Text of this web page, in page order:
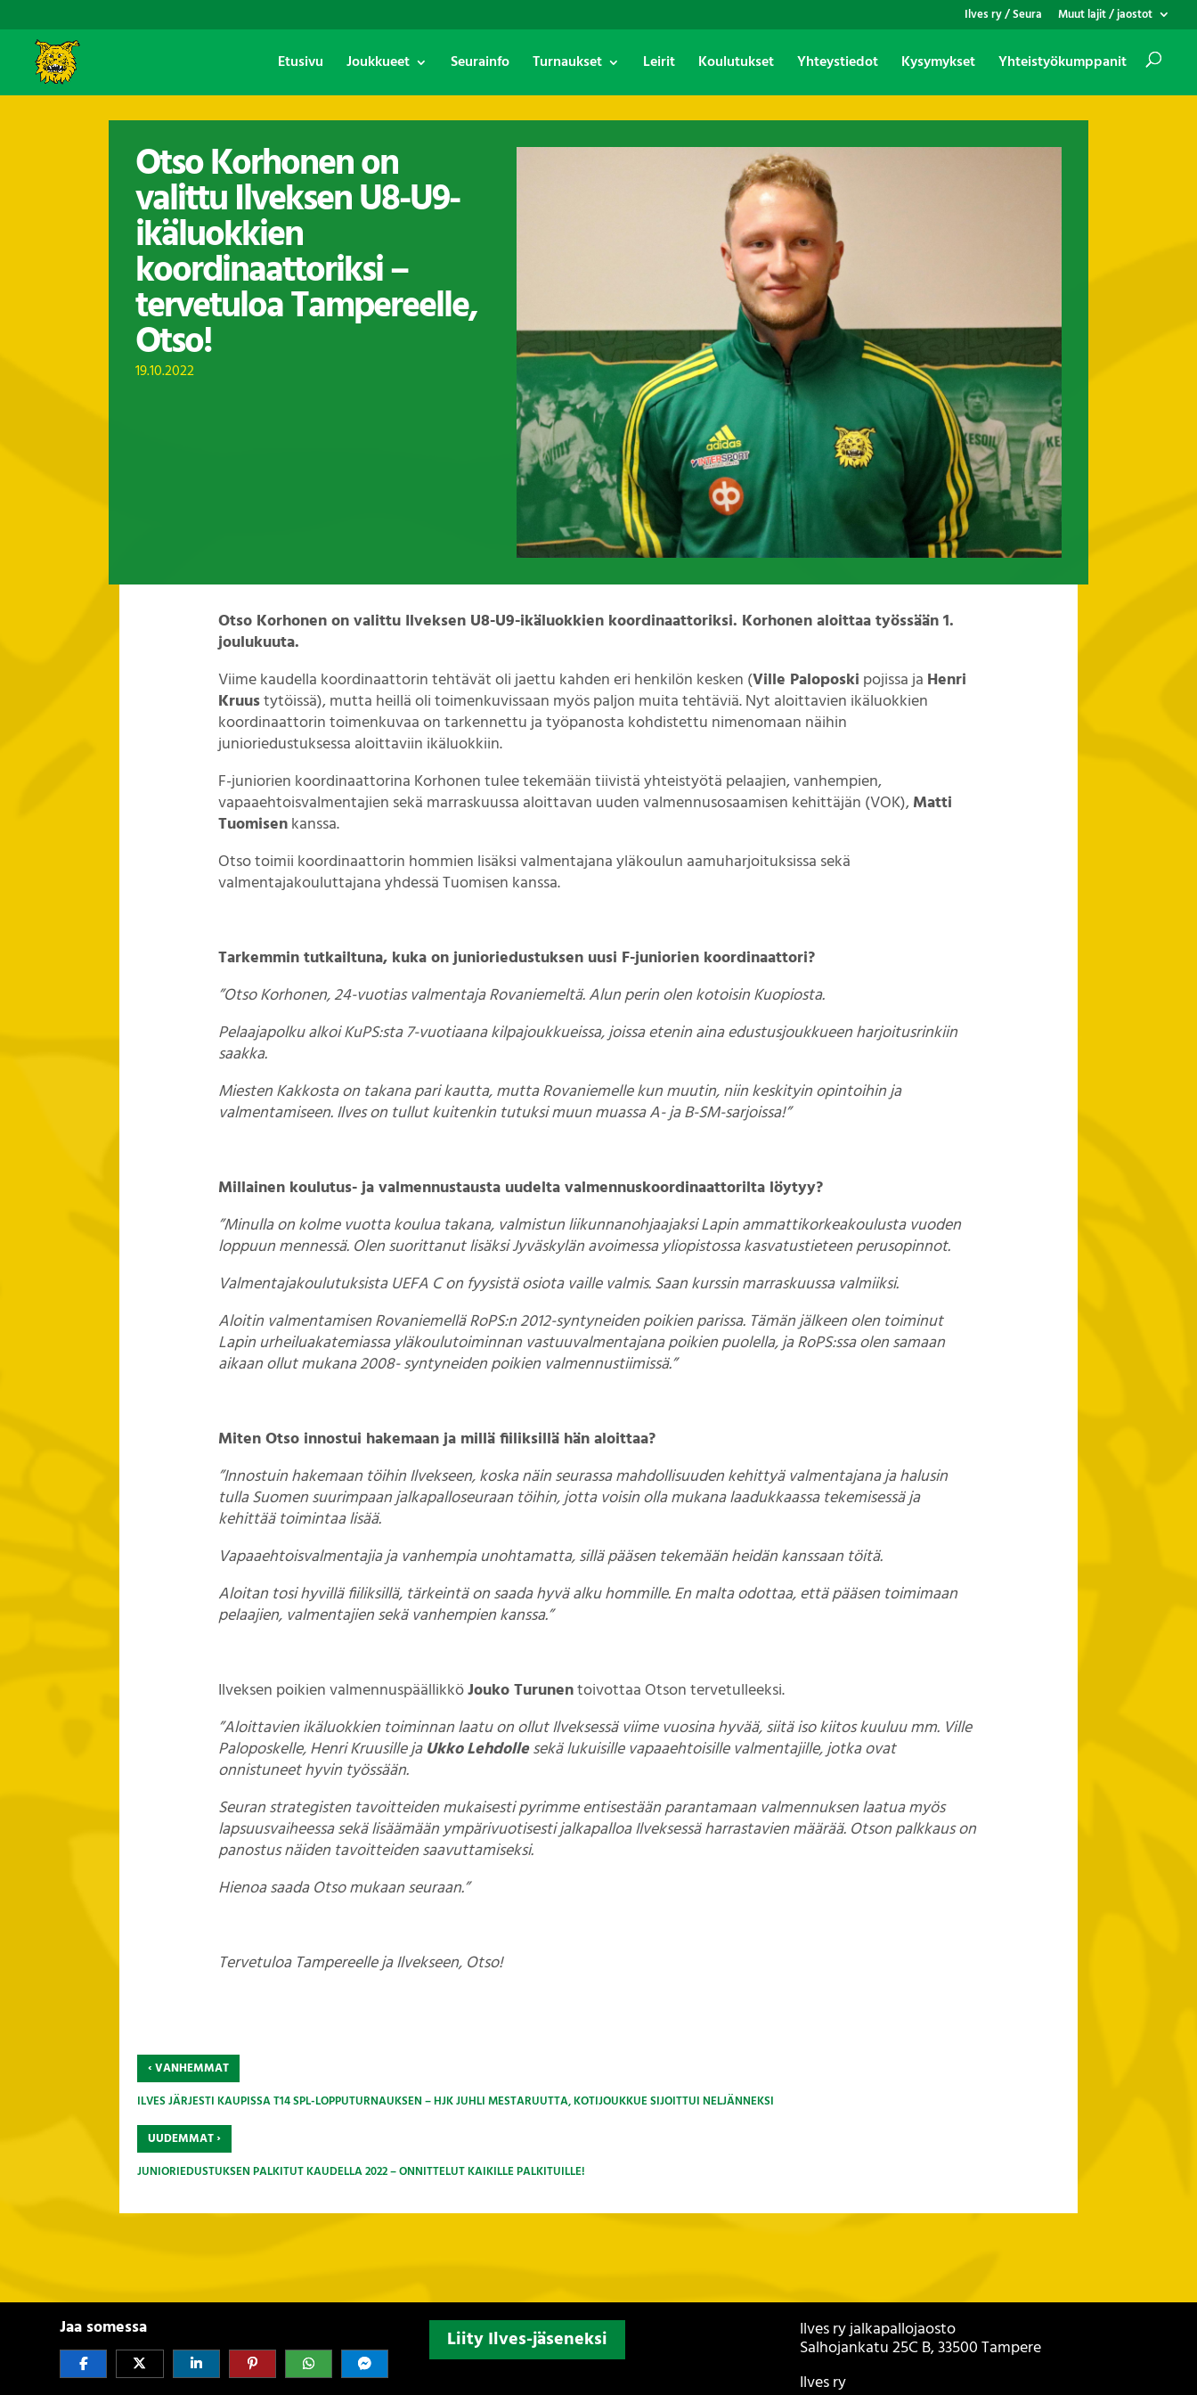
Ilves ry / Seura Muut lajit / jaostot
Etusivu Joukkueet Seurainfo Turnaukset Leirit Koulutukset Yhteystiedot Kysymykset Yhteistyökumppanit
Otso Korhonen on
valittu Ilveksen U8-U9-
ikäluokkien
koordinaattoriksi –
tervetuloa Tampereelle,
Otso!
19.10.2022
Otso Korhonen on valittu Ilveksen U8-U9-ikäluokkien koordinaattoriksi. Korhonen aloittaa työssään 1.
joulukuuta.
Viime kaudella koordinaattorin tehtävät oli jaettu kahden eri henkilön kesken (Ville Paloposki pojissa ja Henri
Kruustytöissä), mutta heillä oli toimenkuvissaan myös paljon muita tehtäviä. Nyt aloittavien ikäluokkien
koordinaattorin toimenkuvaa on tarkennettu ja työpanosta kohdistettu nimenomaan näihin
junioriedustuksessa aloittaviin ikäluokkiin.
F-juniorien koordinaattorina Korhonen tulee tekemään tiivistä yhteistyötä pelaajien, vanhempien,
vapaaehtoisvalmentajien sekä marraskuussa aloittavan uuden valmennusosaamisen kehittäjän (VOK),Matti
Tuomisenkanssa.
Otso toimii koordinaattorin hommien lisäksi valmentajana yläkoulun aamuharjoituksissa sekä
valmentajakouluttajana yhdessä Tuomisen kanssa.
Tarkemmin tutkailtuna, kuka on junioriedustuksen uusi F-juniorien koordinaattori?
”Otso Korhonen, 24-vuotias valmentaja Rovaniemeltä. Alun perin olen kotoisin Kuopiosta.
Pelaajapolku alkoi KuPS:sta 7-vuotiaana kilpajoukkueissa, joissa etenin aina edustusjoukkueen harjoitusrinkiin
saakka.
Miesten Kakkosta on takana pari kautta, mutta Rovaniemelle kun muutin, niin keskityin opintoihin ja
valmentamiseen. Ilves on tullut kuitenkin tutuksi muun muassa A- ja B-SM-sarjoissa!”
Millainen koulutus- ja valmennustausta uudelta valmennuskoordinaattorilta löytyy?
”Minulla on kolme vuotta koulua takana, valmistun liikunnanohjaajaksi Lapin ammattikorkeakoulusta vuoden
loppuun mennessä. Olen suorittanut lisäksi Jyväskylän avoimessa yliopistossa kasvatustieteen perusopinnot.
Valmentajakoulutuksista UEFA C on fyysistä osiota vaille valmis. Saan kurssin marraskuussa valmiiksi.
Aloitin valmentamisen Rovaniemellä RoPS:n 2012-syntyneiden poikien parissa. Tämän jälkeen olen toiminut
Lapin urheiluakatemiassa yläkoulutoiminnan vastuuvalmentajana poikien puolella, ja RoPS:ssa olen samaan
aikaan ollut mukana 2008- syntyneiden poikien valmennustiimissä.”
Miten Otso innostui hakemaan ja millä fiiliksillä hän aloittaa?
”Innostuin hakemaan töihin Ilvekseen, koska näin seurassa mahdollisuuden kehittyä valmentajana ja halusin
tulla Suomen suurimpaan jalkapalloseuraan töihin, jotta voisin olla mukana laadukkaassa tekemisessä ja
kehittää toimintaa lisää.
Vapaaehtoisvalmentajia ja vanhempia unohtamatta, sillä pääsen tekemään heidän kanssaan töitä.
Aloitan tosi hyvillä fiiliksillä, tärkeintä on saada hyvä alku hommille. En malta odottaa, että pääsen toimimaan
pelaajien, valmentajien sekä vanhempien kanssa.”
Ilveksen poikien valmennuspäällikköJouko Turunentoivottaa Otson tervetulleeksi.
”Aloittavien ikäluokkien toiminnan laatu on ollut Ilveksessä viime vuosina hyvää, siitä iso kiitos kuuluu mm. Ville
Paloposkelle, Henri Kruusille jaUkko Lehdollesekä lukuisille vapaaehtoisille valmentajille, jotka ovat
onnistuneet hyvin työssään.
Seuran strategisten tavoitteiden mukaisesti pyrimme entisestään parantamaan valmennuksen laatua myös
lapsuusvaiheessa sekä lisäämään ympärivuotisesti jalkapalloa Ilveksessä harrastavien määrää. Otson palkkaus on
panostus näiden tavoitteiden saavuttamiseksi.
Hienoa saada Otso mukaan seuraan.”
Tervetuloa Tampereelle ja Ilvekseen, Otso!
‹VANHEMMAT
ILVES JÄRJESTI KAUPISSA T14 SPL-LOPPUTURNAUKSEN – HJK JUHLI MESTARUUTTA, KOTIJOUKKUE SIJOITTUI NELJÄNNEKSI
UUDEMMAT›
JUNIORIEDUSTUKSEN PALKITUT KAUDELLA 2022 – ONNITTELUT KAIKILLE PALKITUILLE!
Jaa somessa Liity Ilves-jäseneksi Ilves ry jalkapallojaosto
Salhojankatu 25C B, 33500 Tampere
Ilves ry